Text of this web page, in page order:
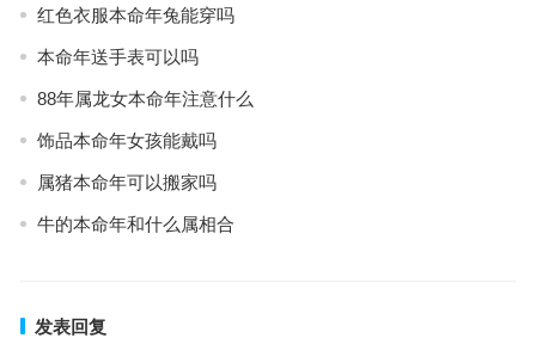
红色衣服本命年兔能穿吗
本命年送手表可以吗
88年属龙女本命年注意什么
饰品本命年女孩能戴吗
属猪本命年可以搬家吗
牛的本命年和什么属相合
发表回复